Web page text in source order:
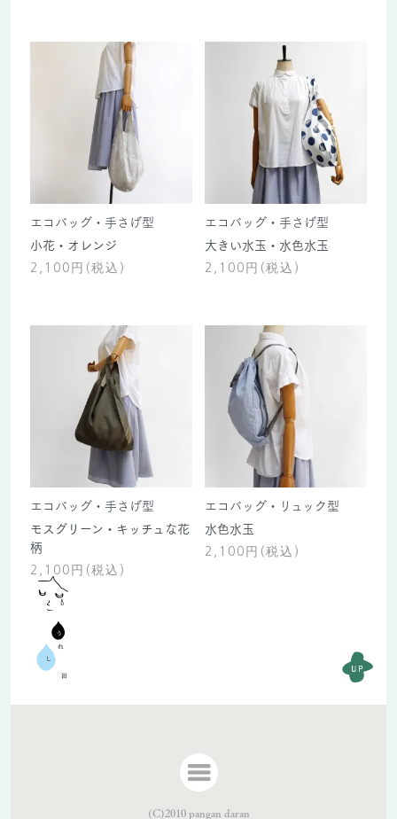
エコバッグ・手さげ型
小花・オレンジ
2,100円(税込)
エコバッグ・手さげ型
大きい水玉・水色水玉
2,100円(税込)
エコバッグ・手さげ型
モスグリーン・キッチュな花
柄
2,100円(税込)
エコバッグ・リュック型
水色水玉
2,100円(税込)
(C)2010 pangan daran